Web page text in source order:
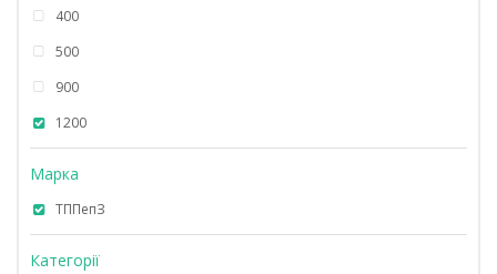
400
500
900
1200
Марка
ТППепЗ
Категорії